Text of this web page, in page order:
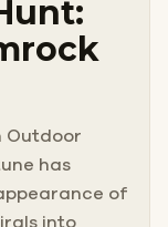
Outdoor
has
of
into